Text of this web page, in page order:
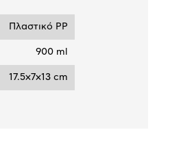
Πλαστικό PP
900 ml
17.5x7x13 cm